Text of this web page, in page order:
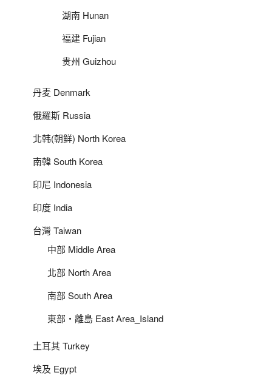
湖南 Hunan
福建 Fujian
贵州 Guizhou
丹麦 Denmark
俄羅斯 Russia
北韩(朝鲜) North Korea
南韓 South Korea
印尼 Indonesia
印度 India
台灣 Taiwan
中部 Middle Area
北部 North Area
南部 South Area
東部‧離島 East Area_Island
土耳其 Turkey
埃及 Egypt